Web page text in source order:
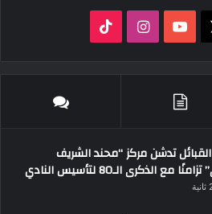
‫YouTubeانستقرام
تدشن مركز “محند الشريف
مع الذكرى الـ80 لتأسيس النادي